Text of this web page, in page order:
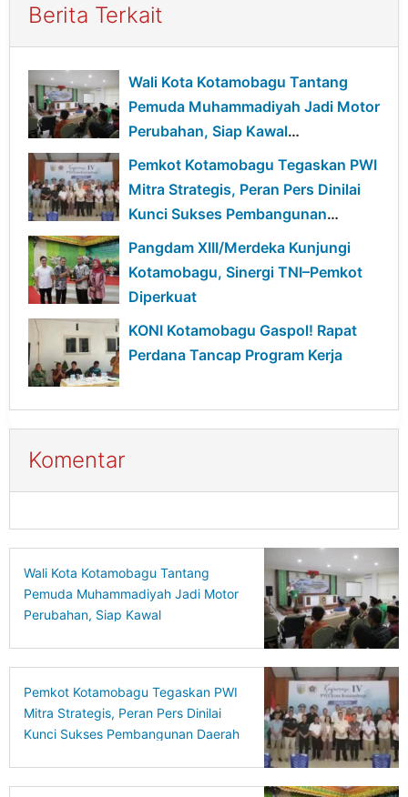
Berita Terkait
Wali Kota Kotamobagu Tantang
Pemuda Muhammadiyah Jadi Motor
Perubahan, Siap Kawal
Pembangunan Daerah
Pemkot Kotamobagu Tegaskan PWI
Mitra Strategis, Peran Pers Dinilai
Kunci Sukses Pembangunan
Daerah
Pangdam XIII/Merdeka Kunjungi
Kotamobagu, Sinergi TNI–Pemkot
Diperkuat
KONI Kotamobagu Gaspol! Rapat
Perdana Tancap Program Kerja
Komentar
Wali Kota Kotamobagu Tantang
Pemuda Muhammadiyah Jadi Motor
Perubahan, Siap Kawal
Pemkot Kotamobagu Tegaskan PWI
Mitra Strategis, Peran Pers Dinilai
Kunci Sukses Pembangunan Daerah